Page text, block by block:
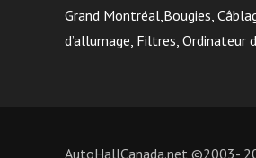
Grand Montréal,Bougies,
d’allumage, Filtres, Ordinateur
AutoHallCanada.net ©2003-